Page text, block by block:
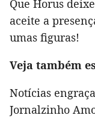
Que Horus
aceite a
umas figuras!
Veja também
Notícias
Jornalzinho